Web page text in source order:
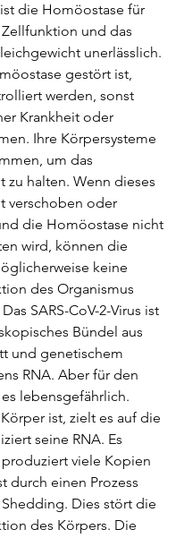
die Homöostase für
und das
unerlässlich.
gestört ist,
werden, sonst
Krankheit oder
Ihre Körpersysteme
um das
zu halten. Wenn dieses
verschoben oder
die Homöostase nicht
wird, können die
keine
des Organismus
SARS-CoV-2-Virus ist
Bündel aus
und genetischem
RNA. Aber für den
lebensgefährlich.
ist, zielt es auf die
seine RNA. Es
viele Kopien
durch einen Prozess
Shedding. Dies stört die
des Körpers. Die